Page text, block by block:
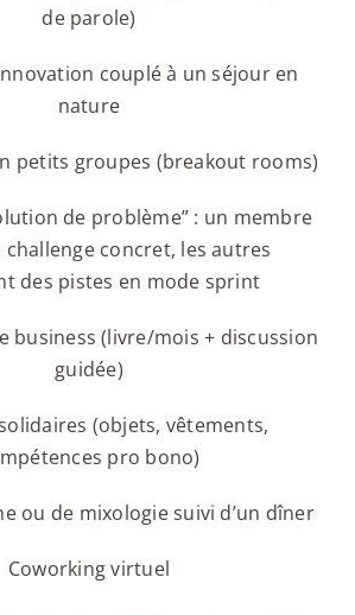
de parole)
couplé à un séjour en
nature
petits groupes (breakout rooms)
de problème” : un membre
challenge concret, les autres
des pistes en mode sprint
business (livre/mois + discussion
guidée)
(objets, vêtements,
pro bono)
ou de mixologie suivi d’un dîner
Coworking virtuel